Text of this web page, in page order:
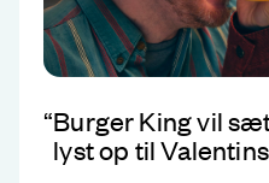
“Burger King vil
lyst op til